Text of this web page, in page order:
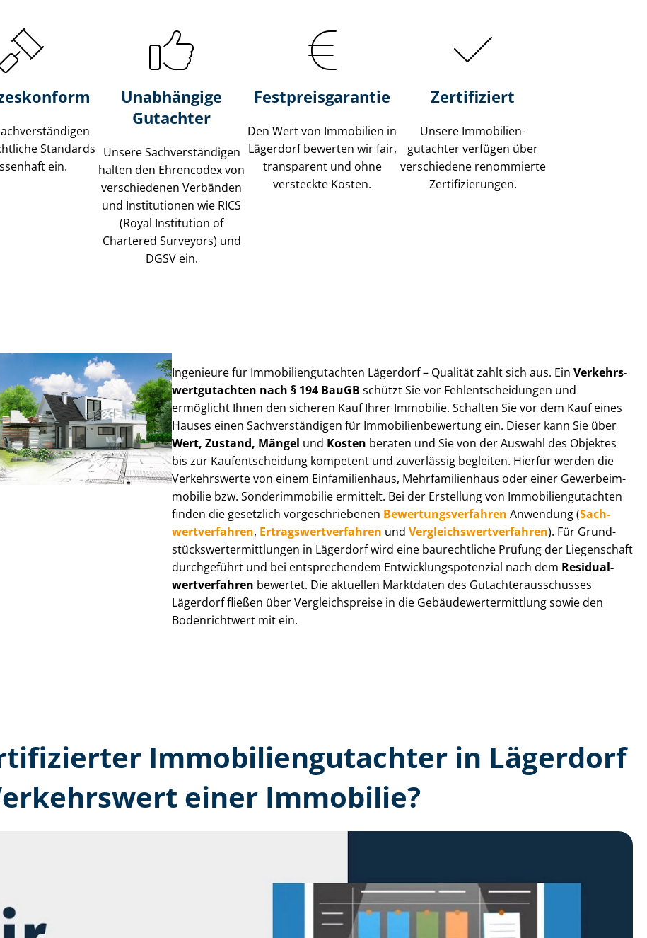
Standards
ein.
Unabhängige
Gutachter
Unsere Sach­ver­stän­di­gen
halten den Ehrencodex von
verschiedenen Verbänden
und Institutionen wie RICS
(Royal Institution of
Chartered Surveyors) und
DGSV ein.
Festpreis​garantie
Den Wert von Immobilien in
Lägerdorf bewerten wir fair,
transparent und ohne
versteckte Kosten.
Zertifiziert
Unsere Immobilien­
gutachter verfügen über
verschiedene renommierte
Zer­ti­fi­zie­run­gen.
Ingenieure für Im­mo­bi­li­en­gut­ach­ten Lägerdorf – Qualität zahlt sich aus. Ein Ver­kehrs­
wert­gut­ach­ten nach § 194 BauGB schützt Sie vor Fehl­ent­schei­dun­gen und
ermöglicht Ihnen den sicheren Kauf Ihrer Immobilie. Schalten Sie vor dem Kauf eines
Hauses einen Sach­ver­stän­di­gen für Im­mo­bi­li­en­be­wer­tung ein. Dieser kann Sie über
Wert, Zustand, Mängel und Kosten beraten und Sie von der Auswahl des Objektes
bis zur Kauf­ent­schei­dung kompetent und zuverlässig begleiten. Hierfür werden die
Verkehrswerte von einem Einfamilienhaus, Mehr­fa­mi­li­en­haus oder einer Ge­wer­be­im­
mo­bi­lie bzw. Sonderimmobilie ermittelt. Bei der Erstellung von Im­mo­bi­li­en­gut­ach­ten
finden die gesetzlich vor­ge­schrie­be­nen Be­wer­tungs­ver­fah­ren Anwendung (Sach­
wert­ver­fah­ren, Er­trags­wert­ver­fah­ren und Ver­gleichs­wert­ver­fah­ren). Für Grund­
stücks­wert­ermitt­lun­gen in Lägerdorf wird eine baurechtliche Prüfung der Liegenschaft
durchgeführt und bei entsprechendem Ent­wick­lungs­po­ten­zi­al nach dem Re­si­du­al­
wert­ver­fah­ren bewertet. Die aktuellen Marktdaten des Gut­ach­ter­aus­schus­ses
Lägerdorf fließen über Ver­gleichs­prei­se in die Ge­bäu­de­wert­ermitt­lung sowie den
Bodenrichtwert mit ein.
Immobilien­gutachter in Lägerdorf
einer Immobilie?